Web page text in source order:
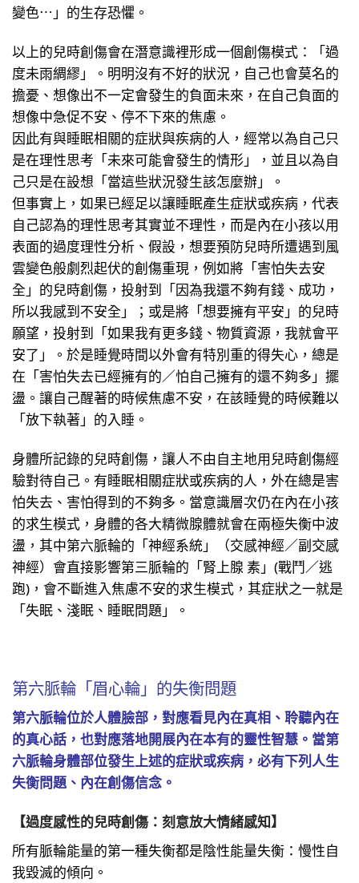
變色⋯」的生存恐懼。
以上的兒時創傷會在潛意識裡形成一個創傷模式：「過
度未雨綢繆」。明明沒有不好的狀況，自己也會莫名的
擔憂、想像出不一定會發生的負面未來，在自己負面的
想像中急促不安、停不下來的焦慮。
因此有與睡眠相關的症狀與疾病的人，經常以為自己只
是在理性思考「未來可能會發生的情形」，並且以為自
己只是在設想「當這些狀況發生該怎麼辦」。
但事實上，如果已經足以讓睡眠產生症狀或疾病，代表
自己認為的理性思考其實並不理性，而是內在小孩以用
表面的過度理性分析、假設，想要預防兒時所遭遇到風
雲變色般劇烈起伏的創傷重現，例如將「害怕失去安
全」的兒時創傷，投射到「因為我還不夠有錢、成功，
所以我感到不安全」；或是將「想要擁有平安」的兒時
願望，投射到「如果我有更多錢、物質資源，我就會平
安了」。於是睡覺時間以外會有特別重的得失心，總是
在「害怕失去已經擁有的／怕自己擁有的還不夠多」擺
盪。讓自己醒著的時候焦慮不安，在該睡覺的時候難以
「放下執著」的入睡。
身體所記錄的兒時創傷，讓人不由自主地用兒時創傷經
驗對待自己。有睡眠相關症狀或疾病的人，外在總是害
怕失去、害怕得到的不夠多。當意識層次仍在內在小孩
的求生模式，身體的各大精微腺體就會在兩極失衡中波
盪，其中第六脈輪的「神經系統」（交感神經／副交感
神經）會直接影響第三脈輪的「腎上腺 素」(戰鬥／逃
跑)，會不斷進入焦慮不安的求生模式，其症狀之一就是
「失眠、淺眠、睡眠問題」。
第六脈輪「眉心輪」的失衡問題
第六脈輪位於人體臉部，對應看見內在真相、聆聽內在
的真心話，也對應落地開展內在本有的靈性智慧。當第
六脈輪身體部位發生上述的症狀或疾病，必有下列人生
失衡問題、內在創傷信念。
【過度感性的兒時創傷：刻意放大情緒感知】
所有脈輪能量的第一種失衡都是陰性能量失衡：慢性自
我毀滅的傾向。